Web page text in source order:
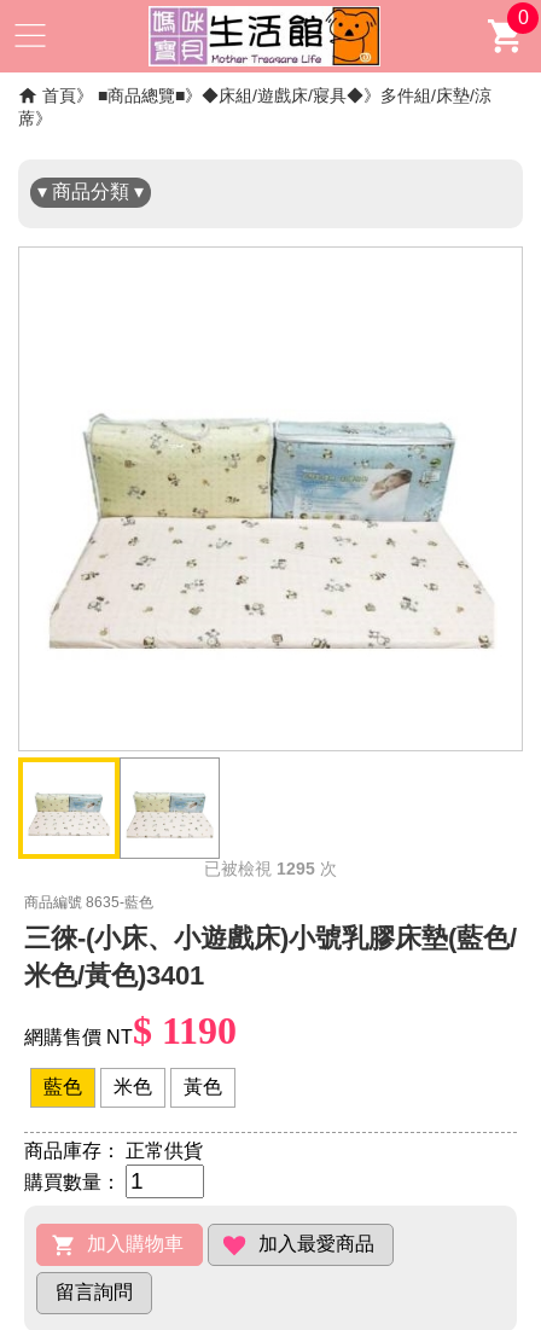
0
首頁 ■商品總覽■ ◆床組/遊戲床/寢具◆
多件組/床墊/涼
蓆
▾ 商品分類 ▾
✖
已被檢視 1295 次
商品編號 8635-藍色
三徠-(小床、小遊戲床)小號乳膠床墊(藍色/
米色/黃色)3401
網購售價 NT$ 1190
藍色 米色 黃色
商品庫存：
正常供貨
購買數量：